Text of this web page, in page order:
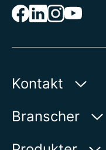
Kontakt
AUMA Riester
Aumastr. 1
Branscher
Vatten